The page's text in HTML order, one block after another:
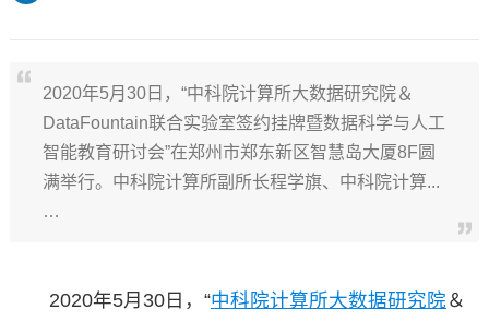
2020年5月30日，“中科院计算所大数据研究院＆
DataFountain联合实验室签约挂牌暨数据科学与人工
智能教育研讨会”在郑州市郑东新区智慧岛大厦8F圆
满举行。中科院计算所副所长程学旗、中科院计算...
…
2020年5月30日，“中科院计算所大数据研究院 ＆